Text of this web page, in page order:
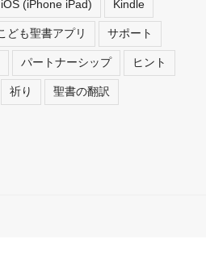
iOS (iPhone iPad) Kindle
ども聖書アプリ サポート
パートナーシップ ヒント
祈り 聖書の翻訳